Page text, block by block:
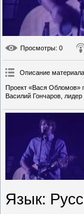
Просмотры: 0
Описание материала
Проект «Вася Обломов»
Василий Гончаров,
Язык: